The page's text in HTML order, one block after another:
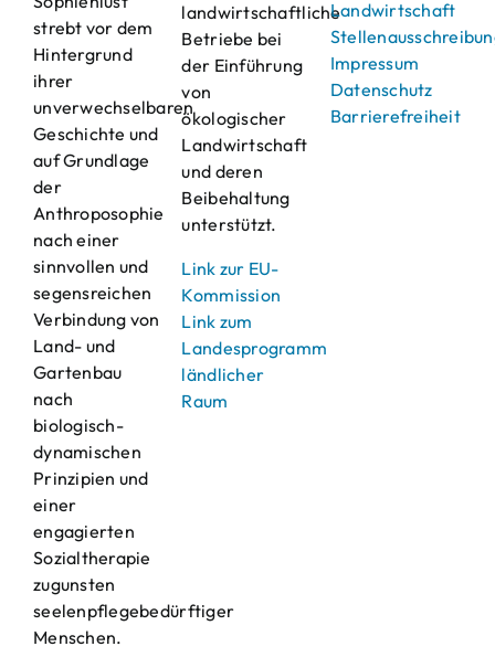
strebt vor dem
Hintergrund
ihrer
unverwechselbaren
Geschichte und
auf Grundlage
der
Anthroposophie
nach einer
sinnvollen und
segensreichen
Verbindung von
Land- und
Gartenbau
nach
biologisch-
dynamischen
Prinzipien und
einer
engagierten
Sozialtherapie
zugunsten
seelenpflegebedürftiger
Menschen.
landwirtschaftliche
Betriebe bei
der Einführung
von
ökologischer
Landwirtschaft
und deren
Beibehaltung
unterstützt.
Link zur EU-
Kommission
Link zum
Landesprogramm
ländlicher
Raum
Landwirtschaft
Impressum
Datenschutz
Barrierefreiheit